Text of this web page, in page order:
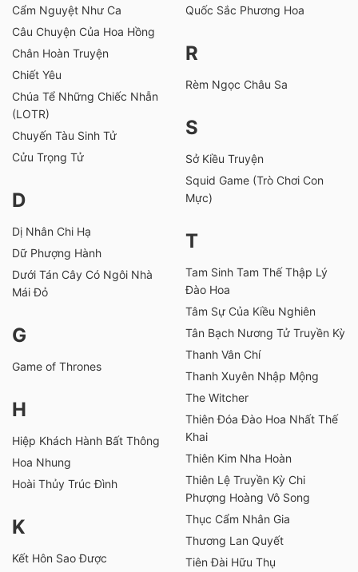
Ảnh về Robert Baratheon
Cẩm Nguyệt Như Ca
Câu Chuyện Của Hoa Hồng
Chân Hoàn Truyện
Chiết Yêu
Chúa Tể Những Chiếc Nhẫn
(LOTR)
Chuyến Tàu Sinh Tử
Cửu Trọng Tử
D
Dị Nhân Chi Hạ
Dữ Phượng Hành
Dưới Tán Cây Có Ngôi Nhà
Mái Đỏ
G
Game of Thrones
H
Hiệp Khách Hành Bất Thông
Hoa Nhung
Hoài Thủy Trúc Đình
K
Kết Hôn Sao Được
Quốc Sắc Phương Hoa
R
Rèm Ngọc Châu Sa
S
Sở Kiều Truyện
Squid Game (Trò Chơi Con
Mực)
T
Tam Sinh Tam Thế Thập Lý
Đào Hoa
Tâm Sự Của Kiều Nghiên
Tân Bạch Nương Tử Truyền Kỳ
Thanh Vân Chí
Thanh Xuyên Nhập Mộng
The Witcher
Thiên Đóa Đào Hoa Nhất Thế
Khai
Thiên Kim Nha Hoàn
Thiên Lệ Truyền Kỳ Chi
Phượng Hoàng Vô Song
Thục Cẩm Nhân Gia
Thương Lan Quyết
Tiên Đài Hữu Thụ